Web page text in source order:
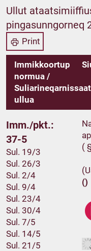
Ullut
pingasunngorneq
Print
Immikkoortup
normua /
ullua
Imm./pkt.:
37-5
Sul. 19/3
Sul. 26/3
Sul. 2/4
Sul. 9/4
Sul. 23/4
Sul. 30/4
Sul. 7/5
Sul. 14/5
Sul. 21/5
(
()